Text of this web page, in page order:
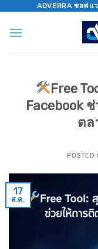
content
ADVERRA ซอฟ
Free
Facebook
ตล
POSTED
17
ส.ค.